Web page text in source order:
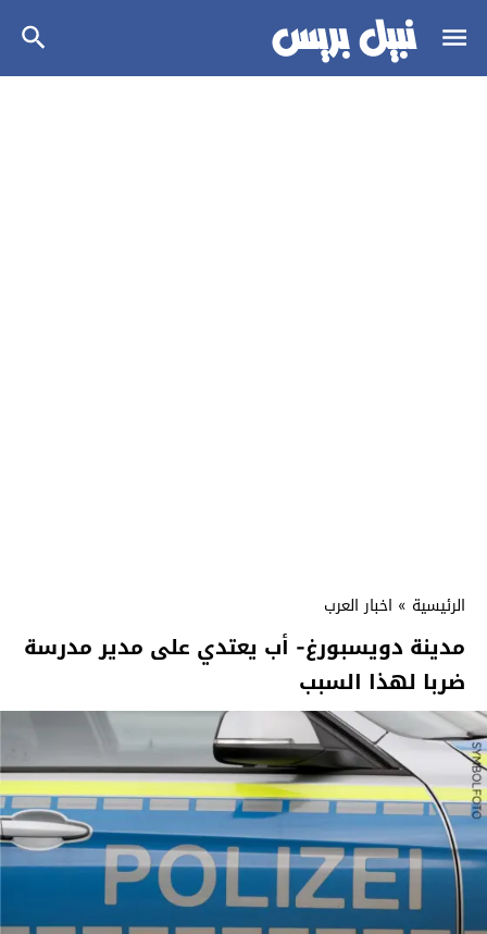
الرئيسية » اخبار العرب
مدينة دويسبورغ- أب يعتدي على مدير مدرسة
ضربا لهذا السبب